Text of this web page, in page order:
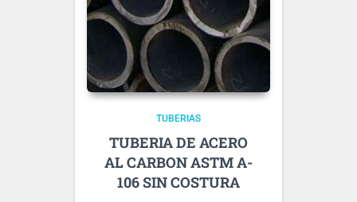
TUBERIAS
TUBERIA DE ACERO
AL CARBON ASTM A-
106 SIN COSTURA